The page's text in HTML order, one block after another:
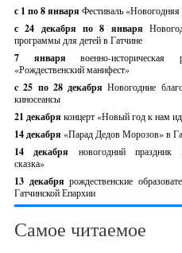
с 1 по 8 января Фестиваль «Новогодняя
с 24 декабря по 8 января
программы для детей в Гатчине
7 январявоенно-историческая
«Рождественский манифест»
c 25 по 28 декабряНовогодние
киносеансы
21 декабря концерт «Новый год к нам
14 декабря «Парад Дедов Морозов» в
14 декабря новогодний праздник
сказка»
13 декабрярождественские
Гатчинской Епархии
Самое читаемое